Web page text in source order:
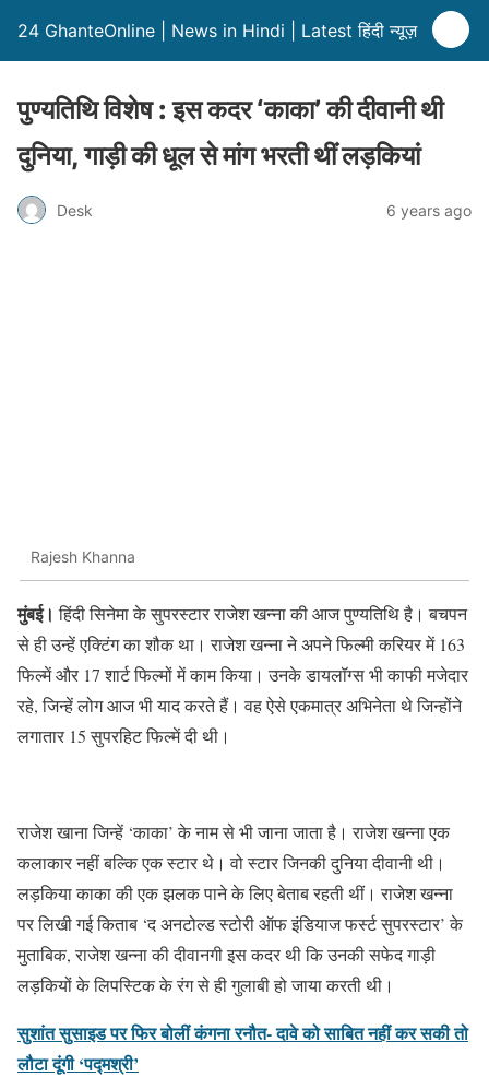
24 GhanteOnline | News in Hindi | Latest हिंदी न्यूज़
पुण्यतिथि विशेष : इस कदर ‘काका’ की दीवानी थी
दुनिया, गाड़ी की धूल से मांग भरती थीं लड़कियां
Desk 6 years ago
Rajesh Khanna
मुंबई। हिंदी सिनेमा के सुपरस्टार राजेश खन्ना की आज पुण्यतिथि है। बचपन
से ही उन्हें एक्टिंग का शौक था। राजेश खन्ना ने अपने फिल्मी करियर में 163
फिल्में और 17 शार्ट फिल्मों में काम किया। उनके डायलॉग्स भी काफी मजेदार
रहे, जिन्हें लोग आज भी याद करते हैं। वह ऐसे एकमात्र अभिनेता थे जिन्होंने
लगातार 15 सुपरहिट फिल्में दी थी।
राजेश खाना जिन्हें ‘काका’ के नाम से भी जाना जाता है। राजेश खन्ना एक
कलाकार नहीं बल्कि एक स्टार थे। वो स्टार जिनकी दुनिया दीवानी थी।
लड़किया काका की एक झलक पाने के लिए बेताब रहती थीं। राजेश खन्ना
पर लिखी गई किताब ‘द अनटोल्ड स्टोरी ऑफ इंडियाज फर्स्ट सुपरस्टार’ के
मुताबिक, राजेश खन्ना की दीवानगी इस कदर थी कि उनकी सफेद गाड़ी
लड़कियों के लिपस्टिक के रंग से ही गुलाबी हो जाया करती थी।
सुशांत सुसाइड पर फिर बोलीं कंगना रनौत- दावे को साबित नहीं कर सकी तो
लौटा दूंगी ‘पद्मश्री’